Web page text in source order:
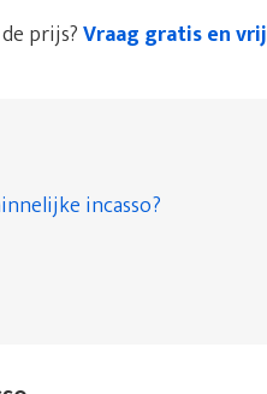
prijs?Vraag gratis en
incasso?